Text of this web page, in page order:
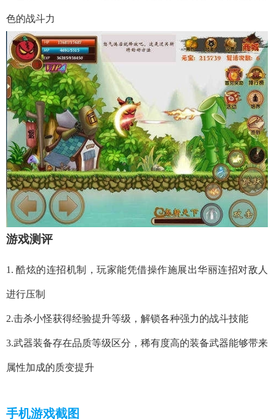
色的战斗力
游戏测评
1. 酷炫的连招机制，玩家能凭借操作施展出华丽连招对敌人
进行压制
2.击杀小怪获得经验提升等级，解锁各种强力的战斗技能
3.武器装备存在品质等级区分，稀有度高的装备武器能够带来
属性加成的质变提升
手机游戏截图